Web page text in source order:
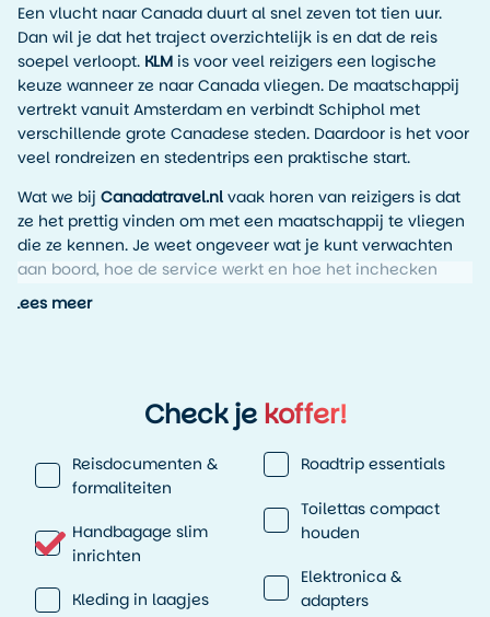
Een vlucht naar Canada duurt al snel zeven tot tien uur.
Dan wil je dat het traject overzichtelijk is en dat de reis
soepel verloopt. KLM is voor veel reizigers een logische
keuze wanneer ze naar Canada vliegen. De maatschappij
vertrekt vanuit Amsterdam en verbindt Schiphol met
verschillende grote Canadese steden. Daardoor is het voor
veel rondreizen en stedentrips een praktische start.
Wat we bij Canadatravel.nl vaak horen van reizigers is dat
ze het prettig vinden om met een maatschappij te vliegen
die ze kennen. Je weet ongeveer wat je kunt verwachten
aan boord, hoe de service werkt en hoe het inchecken
een logisch vertrekpunt. Schiphol is overzichtelijk en goed
bereikbaar vanuit Nederland en België. Daardoor begint je
reis meestal al ontspannen voordat je überhaupt het
vliegtuig instapt.
Vanuit Amsterdam naar verschillende
Canadese bestemmingen
Canada is groot. Heel groot. Daarom is het prettig dat je
Lees meer
Check jekoffer!
Reisdocumenten &
formaliteiten
Handbagage slim
inrichten
Kleding in laagjes
Roadtrip essentials
Toilettas compact
houden
Elektronica &
adapters